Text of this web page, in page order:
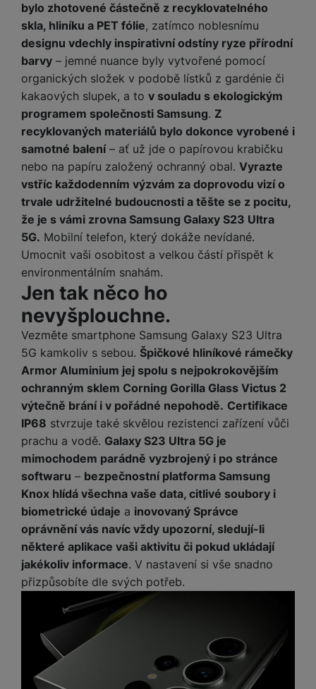
bylo zhotovené částečně z recyklovatelného
skla, hliníku a PET fólie, zatímco noblesnímu
designu vdechly inspirativní odstíny ryze přírodní
barvy – jemné nuance byly vytvořené pomocí
organických složek v podobě lístků z gardénie či
kakaových slupek, a to v souladu s ekologickým
programem společnosti Samsung. Z
recyklovaných materiálů bylo dokonce vyrobené i
samotné balení– ať už jde o papírovou krabičku
nebo na papíru založený ochranný obal. Vyrazte
vstříc každodenním výzvám za doprovodu vizí o
trvale udržitelné budoucnosti a těšte se z pocitu,
že je s vámi zrovna Samsung Galaxy S23 Ultra
5G. Mobilní telefon, který dokáže nevídané.
Umocnit vaši osobitost a velkou částí přispět k
environmentálním snahám.
Jen tak něco ho
nevyšplouchne.
Vezměte smartphone Samsung Galaxy S23 Ultra
5G kamkoliv s sebou. Špičkové hliníkové rámečky
Armor Aluminium jej spolu s nejpokrokovějším
ochranným sklem Corning Gorilla Glass Victus 2
výtečně brání i v pořádné nepohodě. Certifikace
IP68 stvrzuje také skvělou rezistenci zařízení vůči
prachu a vodě. Galaxy S23 Ultra 5G je
mimochodem parádně vyzbrojený i po stránce
softwaru – bezpečnostní platforma Samsung
Knox hlídá všechna vaše data, citlivé soubory i
biometrické údaje a inovovaný Správce
oprávnění vás navíc vždy upozorní, sledují-li
některé aplikace vaši aktivitu či pokud ukládají
jakékoliv informace. V nastavení si vše snadno
přizpůsobíte dle svých potřeb.